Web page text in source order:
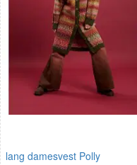
lang damesvest Polly